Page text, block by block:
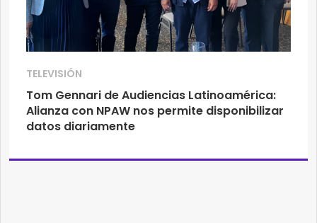
TELEVISIÓN
Tom Gennari de Audiencias Latinoamérica:
Alianza con NPAW nos permite disponibilizar
datos diariamente